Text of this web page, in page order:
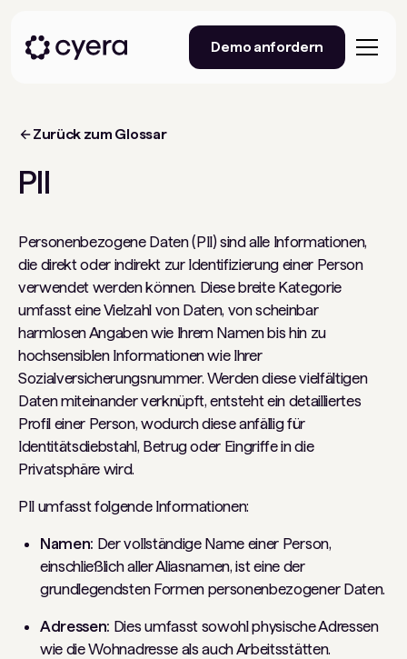
Demo anfordern
Zurück zum Glossar
PII
Personenbezogene Daten (PII) sind alle Informationen,
die direkt oder indirekt zur Identifizierung einer Person
verwendet werden können. Diese breite Kategorie
umfasst eine Vielzahl von Daten, von scheinbar
harmlosen Angaben wie Ihrem Namen bis hin zu
hochsensiblen Informationen wie Ihrer
Sozialversicherungsnummer. Werden diese vielfältigen
Daten miteinander verknüpft, entsteht ein detailliertes
Profil einer Person, wodurch diese anfällig für
Identitätsdiebstahl, Betrug oder Eingriffe in die
Privatsphäre wird.
PII umfasst folgende Informationen:
Namen: Der vollständige Name einer Person,
einschließlich aller Aliasnamen, ist eine der
grundlegendsten Formen personenbezogener Daten.
Adressen: Dies umfasst sowohl physische Adressen
wie die Wohnadresse als auch Arbeitsstätten.